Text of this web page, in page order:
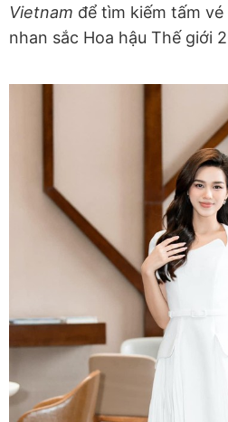
Vietnam để tìm kiếm tấm
nhan sắc Hoa hậu Thế giới